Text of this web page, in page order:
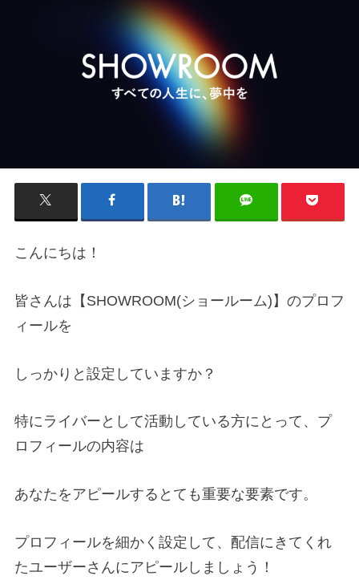
こんにちは！
皆さんは【SHOWROOM(ショールーム)】のプロフ
ィールを
しっかりと設定していますか？
特にライバーとして活動している方にとって、プ
ロフィールの内容は
あなたをアピールするとても重要な要素です。
プロフィールを細かく設定して、配信にきてくれ
たユーザーさんにアピールしましょう！